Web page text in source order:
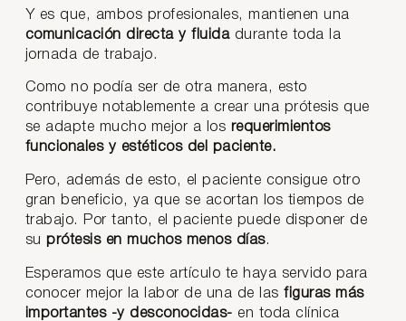
Y es que, ambos profesionales, mantienen una
comunicación directa y fluidadurante toda la
jornada de trabajo.
Como no podía ser de otra manera, esto
contribuye notablemente a crear una prótesis que
se adapte mucho mejor a los requerimientos
funcionales y estéticos del paciente.
Pero, además de esto, el paciente consigue otro
gran beneficio, ya que se acortan los tiempos de
trabajo. Por tanto, el paciente puede disponer de
su prótesis en muchos menos días.
Esperamos que este artículo te haya servido para
conocer mejor la labor de una de lasfiguras más
importantes -y desconocidas- en toda clínica